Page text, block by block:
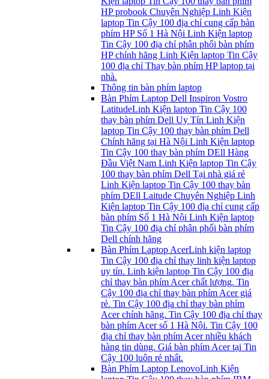
HP probook Chuyên Nghiệp Linh Kiện
laptop Tin Cậy 100 địa chỉ cung cấp bàn
phím HP Số 1 Hà Nội Linh Kiện laptop
Tin Cậy 100 địa chỉ phân phối bàn phím
HP chính hãng Linh Kiện laptop Tin Cậy
100 địa chỉ Thay bàn phím HP laptop tại
nhà.
Thông tin bàn phím laptop
Bàn Phím Laptop Dell Inspiron Vostro
LatitudeLinh Kiện laptop Tin Cậy 100
thay bàn phím Dell Uy Tín Linh Kiện
laptop Tin Cậy 100 thay bàn phím Dell
Chính hãng tại Hà Nội Linh Kiện laptop
Tin Cậy 100 thay bàn phím DEll Hàng
Đầu Việt Nam Linh Kiện laptop Tin Cậy
100 thay bàn phím Dell Tại nhà giá rẻ
Linh Kiện laptop Tin Cậy 100 thay bàn
phím DEll Laitude Chuyên Nghiệp Linh
Kiện laptop Tin Cậy 100 địa chỉ cung cấp
bàn phím Số 1 Hà Nội Linh Kiện laptop
Tin Cậy 100 địa chỉ phân phối bàn phím
Dell chính hãng
Bàn Phím Laptop AcerLinh kiện laptop
Tin Cậy 100 địa chỉ thay linh kiện laptop
uy tín. Linh kiện laptop Tin Cậy 100 địa
chỉ thay bàn phím Acer chất lượng. Tin
Cậy 100 địa chỉ thay bàn phím Acer giá
rẻ. Tin Cậy 100 địa chỉ thay bàn phím
Acer chính hãng. Tin Cậy 100 địa chỉ thay
bàn phím Acer số 1 Hà Nội. Tin Cậy 100
địa chỉ thay bàn phím Acer nhiều khách
hàng tin dùng. Giá bàn phím Acer tại Tin
Cậy 100 luôn rẻ nhất.
Bàn Phím Laptop LenovoLinh Kiện